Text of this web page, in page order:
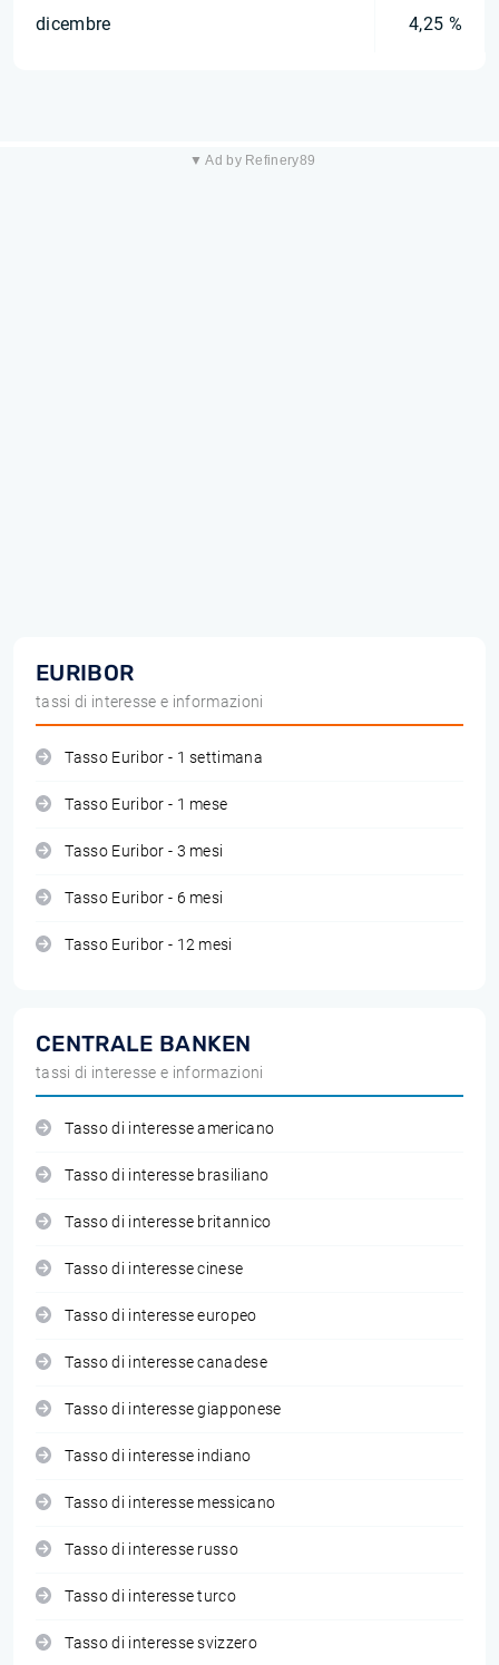
dicembre 4,25 %
▼ Ad by Refinery89
EURIBOR
tassi di interesse e informazioni
Tasso Euribor - 1 settimana
Tasso Euribor - 1 mese
Tasso Euribor - 3 mesi
Tasso Euribor - 6 mesi
Tasso Euribor - 12 mesi
CENTRALE BANKEN
tassi di interesse e informazioni
Tasso di interesse americano
Tasso di interesse brasiliano
Tasso di interesse britannico
Tasso di interesse cinese
Tasso di interesse europeo
Tasso di interesse canadese
Tasso di interesse giapponese
Tasso di interesse indiano
Tasso di interesse messicano
Tasso di interesse russo
Tasso di interesse turco
Tasso di interesse svizzero